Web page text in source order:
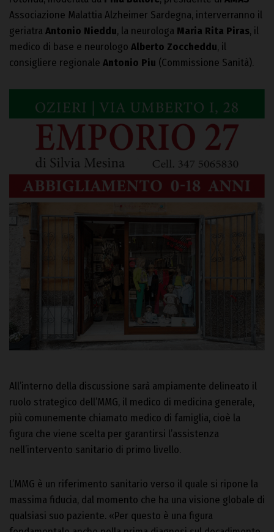
Associazione Malattia Alzheimer Sardegna, interverranno il
geriatra Antonio Nieddu, la neurologa Maria Rita Piras, il
medico di base e neurologo Alberto Zoccheddu, il
consigliere regionale Antonio Piu (Commissione Sanità).
All’interno della discussione sarà ampiamente delineato il
ruolo strategico dell’MMG, il medico di medicina generale,
più comunemente chiamato medico di famiglia, cioè la
figura che viene scelta per garantirsi l’assistenza
nell’intervento sanitario di primo livello.
L’MMG è un riferimento sanitario verso il quale si ripone la
massima fiducia, dal momento che ha una visione globale di
qualsiasi suo paziente. «Per questo è una figura